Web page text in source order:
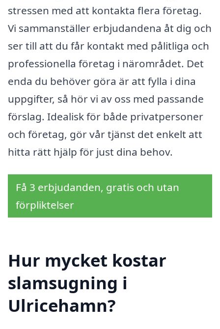
stressen med att kontakta flera företag.
Vi sammanställer erbjudandena åt dig och
ser till att du får kontakt med pålitliga och
professionella företag i närområdet. Det
enda du behöver göra är att fylla i dina
uppgifter, så hör vi av oss med passande
förslag. Idealisk för både privatpersoner
och företag, gör vår tjänst det enkelt att
hitta rätt hjälp för just dina behov.
Få 3 erbjudanden, gratis och utan
förpliktelser
Hur mycket kostar
slamsugning i
Ulricehamn?